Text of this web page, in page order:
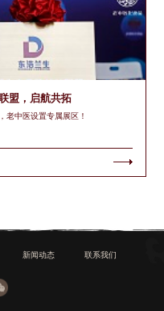
盟，启航共拓
老中医设置专属展区！
新闻动态 联系我们